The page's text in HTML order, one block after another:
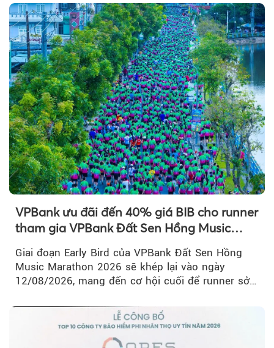
VPBank ưu đãi đến 40% giá BIB cho runner
tham gia VPBank Đất Sen Hồng Music
Giai đoạn Early Bird của VPBank Đất Sen Hồng
Music Marathon 2026 sẽ khép lại vào ngày
12/08/2026, mang đến cơ hội cuối để runner sở